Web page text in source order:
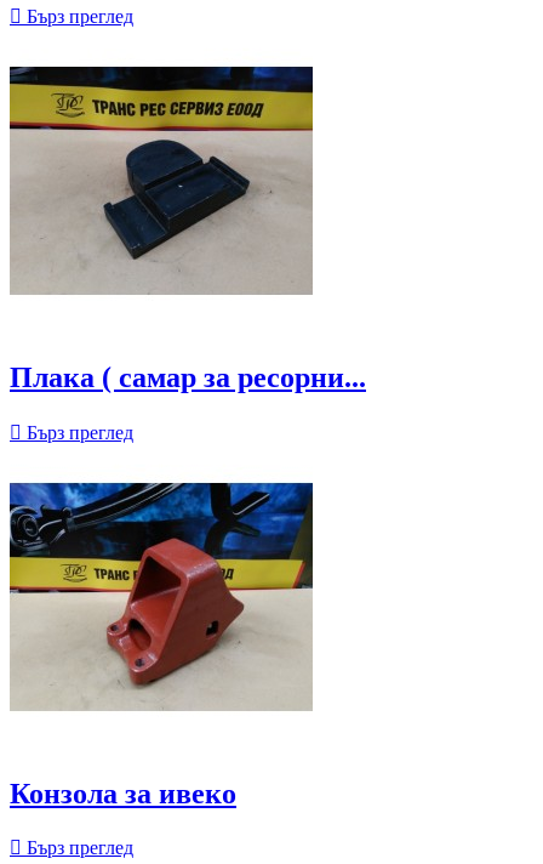
 Бърз преглед
Плака ( самар за ресорни...
 Бърз преглед
Конзола за ивеко
 Бърз преглед